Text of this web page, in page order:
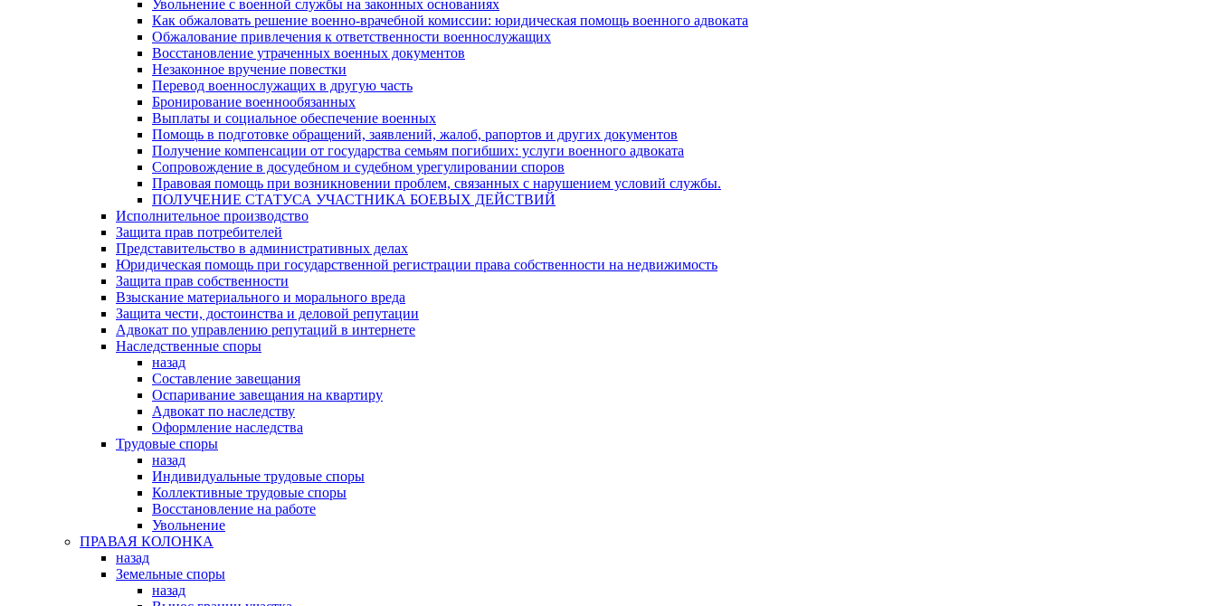
Увольнение с военной службы на законных основаниях
Как обжаловать решение военно-врачебной комиссии: юридическая помощь военного адвоката
Обжалование привлечения к ответственности военнослужащих
Восстановление утраченных военных документов
Незаконное вручение повестки
Перевод военнослужащих в другую часть
Бронирование военнообязанных
Выплаты и социальное обеспечение военных
Помощь в подготовке обращений, заявлений, жалоб, рапортов и других документов
Получение компенсации от государства семьям погибших: услуги военного адвоката
Сопровождение в досудебном и судебном урегулировании споров
Правовая помощь при возникновении проблем, связанных с нарушением условий службы.
ПОЛУЧЕНИЕ СТАТУСА УЧАСТНИКА БОЕВЫХ ДЕЙСТВИЙ
Исполнительное производство
Защита прав потребителей
Представительство в административных делах
Юридическая помощь при государственной регистрации права собственности на недвижимость
Защита прав собственности
Взыскание материального и морального вреда
Защита чести, достоинства и деловой репутации
Адвокат по управлению репутаций в интернете
Наследственные споры
назад
Составление завещания
Оспаривание завещания на квартиру
Адвокат по наследству
Оформление наследства
Трудовые споры
назад
Индивидуальные трудовые споры
Коллективные трудовые споры
Восстановление на работе
Увольнение
ПРАВАЯ КОЛОНКА
назад
Земельные споры
назад